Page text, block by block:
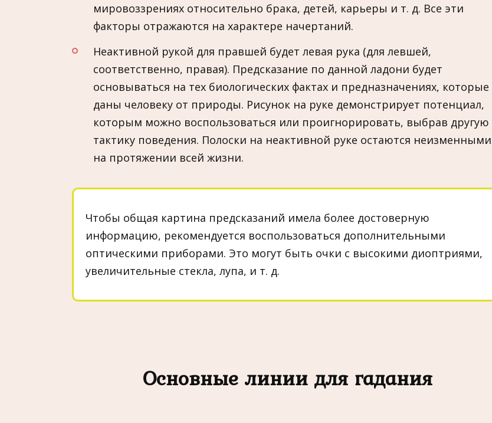
мировоззрениях относительно брака, детей, карьеры и т. д. Все эти
факторы отражаются на характере начертаний.
Неактивной рукой для правшей будет левая рука (для левшей,
соответственно, правая). Предсказание по данной ладони будет
основываться на тех биологических фактах и предназначениях, которые
даны человеку от природы. Рисунок на руке демонстрирует потенциал,
которым можно воспользоваться или проигнорировать, выбрав другую
тактику поведения. Полоски на неактивной руке остаются неизменными
на протяжении всей жизни.
Чтобы общая картина предсказаний имела более достоверную
информацию, рекомендуется воспользоваться дополнительными
оптическими приборами. Это могут быть очки с высокими диоптриями,
увеличительные стекла, лупа, и т. д.
Основные линии для гадания